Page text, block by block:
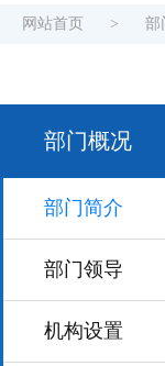
网站首页 > 部
部门概况
部门简介
部门领导
机构设置